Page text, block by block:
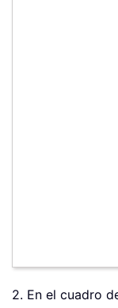
2. En el cuadro